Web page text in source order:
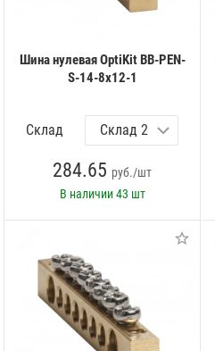
Шина нулевая OptiKit BB-PEN-
S-14-8х12-1
Склад
284.65 руб./шт
В наличии43 шт